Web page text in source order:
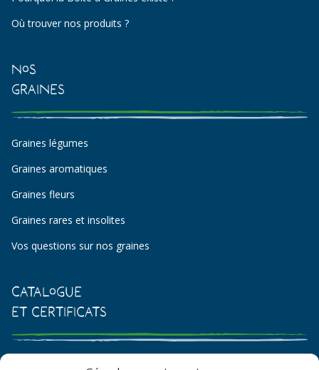
Où trouver nos produits ?
Nos
Graines
Graines légumes
Graines aromatiques
Graines fleurs
Graines rares et insolites
Vos questions sur nos graines
Catalogue
et certificats
Catalogue de graines et semences